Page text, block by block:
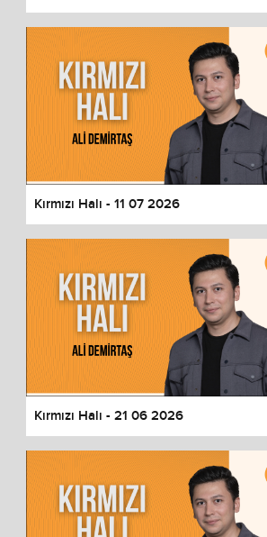
Window
Color
Transparency
Font Size
Text Edge Style
Font Family
Resetrestore all settings to the default
Close Modal Dialog
End of dialog window.
Kırmızı Halı - 11 07 2026
Kırmızı Halı - 21 06 2026